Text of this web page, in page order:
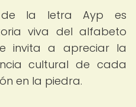
de la letra Ayp es
viva del alfabeto
invita a apreciar la
cultural de cada
en la piedra.